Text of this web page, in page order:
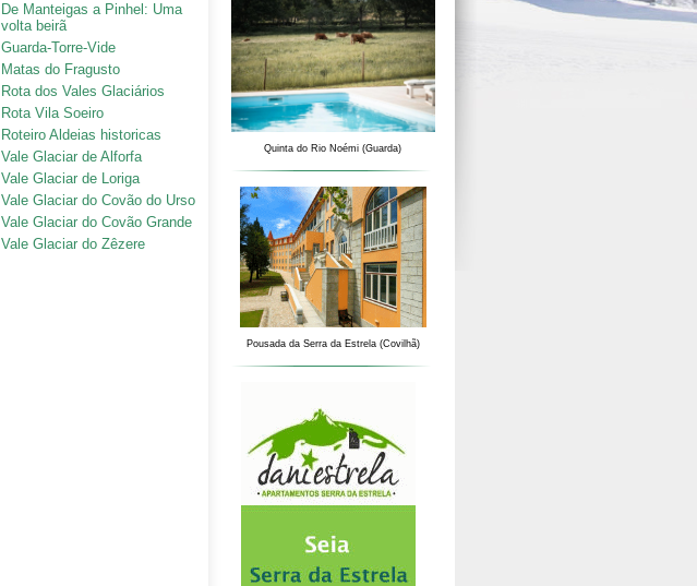
De Manteigas a Pinhel: Uma
volta beirã
Guarda-Torre-Vide
Matas do Fragusto
Rota dos Vales Glaciários
Rota Vila Soeiro
Roteiro Aldeias historicas
Vale Glaciar de Alforfa
Vale Glaciar de Loriga
Vale Glaciar do Covão do Urso
Vale Glaciar do Covão Grande
Vale Glaciar do Zêzere
Quinta do Rio Noémi (Guarda)
Pousada da Serra da Estrela (Covilhã)